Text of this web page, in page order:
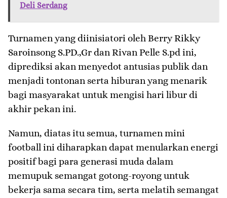
Deli Serdang
Turnamen yang diinisiatori oleh Berry Rikky
Saroinsong S.PD.,Gr dan Rivan Pelle S.pd ini,
diprediksi akan menyedot antusias publik dan
menjadi tontonan serta hiburan yang menarik
bagi masyarakat untuk mengisi hari libur di
akhir pekan ini.
Namun, diatas itu semua, turnamen mini
football ini diharapkan dapat menularkan energi
positif bagi para generasi muda dalam
memupuk semangat gotong-royong untuk
bekerja sama secara tim, serta melatih semangat